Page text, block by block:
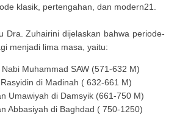
klasik, pertengahan, dan modern21.
Dra. Zuhairini dijelaskan bahwa periode-
menjadi lima masa, yaitu:
Muhammad SAW (571-632 M)
di Madinah ( 632-661 M)
Umawiyah di Damsyik (661-750 M)
Abbasiyah di Baghdad ( 750-1250)